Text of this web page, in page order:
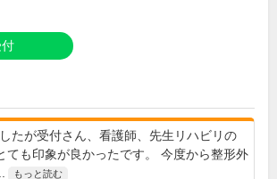
たが受付さん、看護師、先生リハビリの
ても印象が良かったです。 今度から整形外
もっと読む